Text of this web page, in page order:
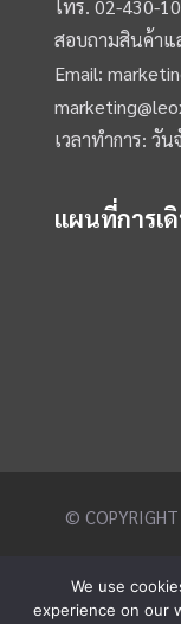
โทร.02-430-
สอบถามสินค้าแ
Email:
เวลาทำการ: วั
แผนที่การเ
©
We use
experience on our